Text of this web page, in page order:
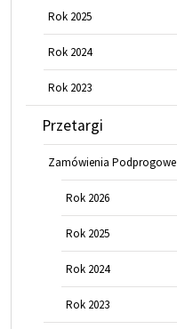
Rok 2025
Rok 2024
Rok 2023
Przetargi
Zamówienia Podprogowe
Rok 2026
Rok 2025
Rok 2024
Rok 2023